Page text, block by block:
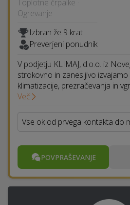
Toplotne črpalke ·
Ogrevanje
Izbran že 9 krat
Preverjeni ponudnik
V podjetju KLIMAJ, d.o.o. iz
strokovno in zanesljivo
klimatizacije, prezračevanja in
Več
Vse ok od prvega kontakta do
POVPRAŠEVANJE